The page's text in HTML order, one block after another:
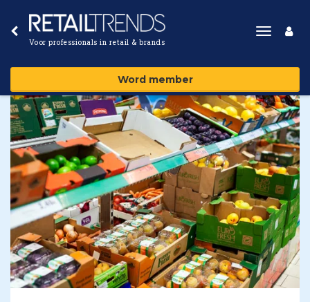
Voor professionals in retail & brands
Toggle
Word member